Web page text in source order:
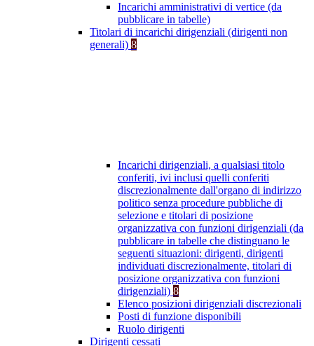
Incarichi amministrativi di vertice (da
pubblicare in tabelle)
Titolari di incarichi dirigenziali (dirigenti non
generali) 8
Incarichi dirigenziali, a qualsiasi titolo
conferiti, ivi inclusi quelli conferiti
discrezionalmente dall'organo di indirizzo
politico senza procedure pubbliche di
selezione e titolari di posizione
organizzativa con funzioni dirigenziali (da
pubblicare in tabelle che distinguano le
seguenti situazioni: dirigenti, dirigenti
individuati discrezionalmente, titolari di
posizione organizzativa con funzioni
dirigenziali) 8
Elenco posizioni dirigenziali discrezionali
Posti di funzione disponibili
Ruolo dirigenti
Dirigenti cessati